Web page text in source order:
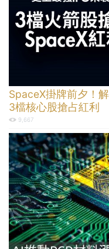
SpaceX掛牌前夕！
3檔核心股搶占紅利
9,667